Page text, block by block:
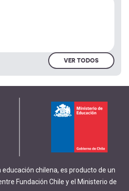
VER TODOS
educación chilena, es producto de un
Fundación Chile y el Ministerio de